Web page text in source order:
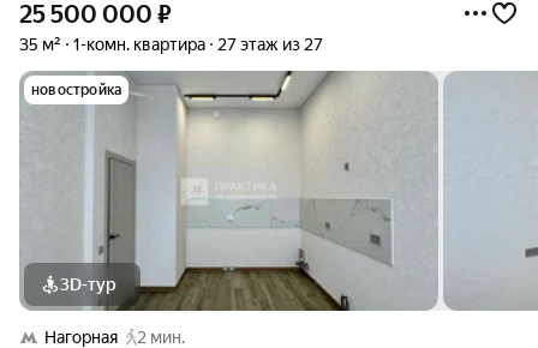
25 500 000 ₽
35 м² 1-комн. квартира 27 этаж из 27
новостройка
3D-тур
Нагорная
2 мин.